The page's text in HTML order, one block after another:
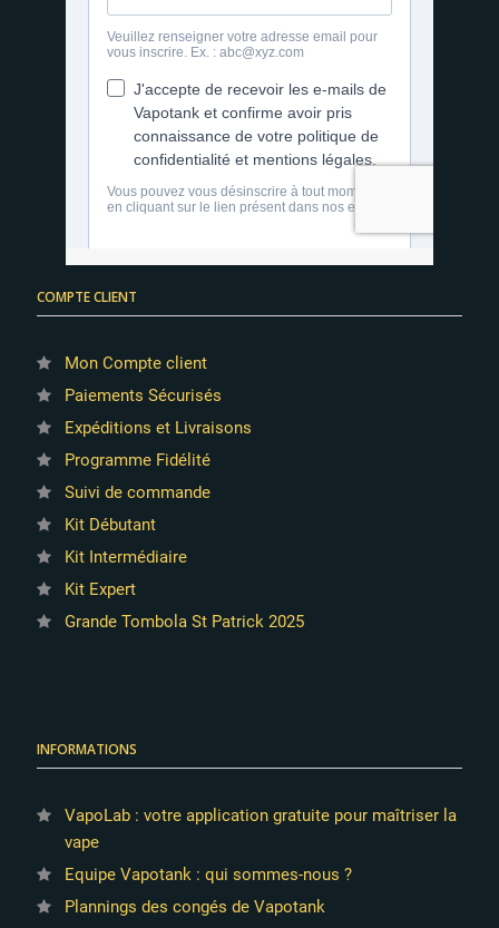
COMPTE CLIENT
Mon Compte client
Paiements Sécurisés
Expéditions et Livraisons
Programme Fidélité
Suivi de commande
Kit Débutant
Kit Intermédiaire
Kit Expert
Grande Tombola St Patrick 2025
INFORMATIONS
VapoLab : votre application gratuite pour maîtriser la
vape
Equipe Vapotank : qui sommes-nous ?
Plannings des congés de Vapotank